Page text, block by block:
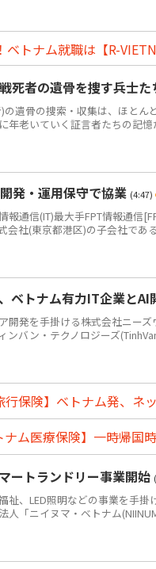
トナム就職は【R-
死者の遺骨を捜す兵士た
遺骨の捜索・収集は、ほとん
年老いていく証言者たちの記
発・運用保守で協業 (4:47)
報通信(IT)最大手FPT情報通信
会社(東京都港区)の子会社であ
ベトナム有力IT企業とAI
開発を手掛ける株式会社ニー
ンバン・テクノロジーズ
保険】ベトナム発、ネ
ム医療保険】一時帰国
ートランドリー事業開始
祉、LED照明などの事業を手掛
人「ニイヌマ・ベトナム